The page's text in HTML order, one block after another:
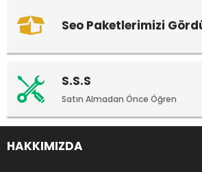
Seo Paketlerimizi
S.S.S
Satın Almadan Önce Öğren
HAKKIMIZDA